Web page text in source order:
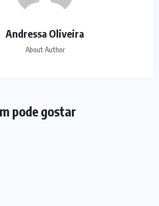
Andressa Oliveira
About Author
pode gostar